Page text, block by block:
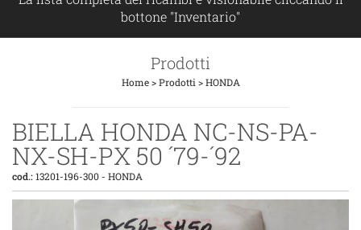
bottone "Inventario"
Prodotti
Home>Prodotti >HONDA
BIELLA HONDA NC-NS-PA-
NX-SH-PX 50 ´79-´92
cod.:13201-196-300 - HONDA